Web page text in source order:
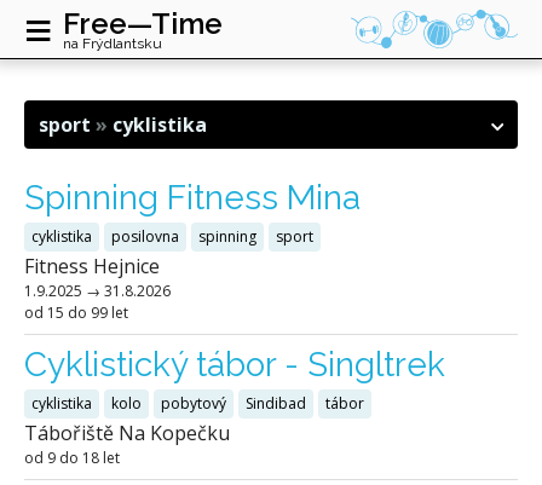
≡ Free—Time
na Frýdlantsku
sport cyklistika
Spinning Fitness Mina
cyklistika posilovna spinning sport
Fitness Hejnice
1.9.2025 → 31.8.2026
od 15 do 99 let
Cyklistický tábor - Singltrek
cyklistika kolo pobytový Sindibad tábor
Tábořiště Na Kopečku
od 9 do 18 let